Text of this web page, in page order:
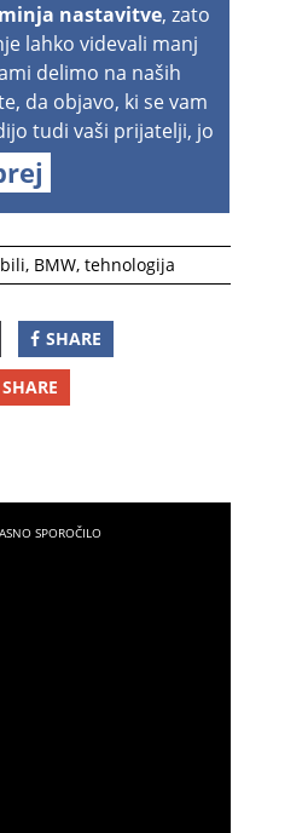
nastavitve, zato
lahko videvali manj
delimo na naših
da objavo, ki se vam
tudi vaši prijatelji, jo
, BMW, tehnologija
SHARE
SHARE